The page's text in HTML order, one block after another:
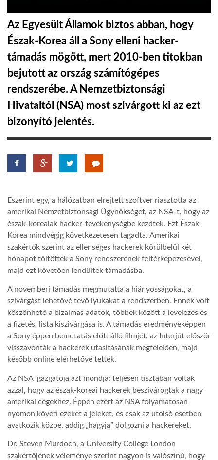
HÍR3D
TROPICALMAGAZIN
A NAP SZÉPE
LINKTR.EE
DOBRAVERO.HU
LATIMO.HU
GLOBOBOOK
Az Egyesült Államok biztos abban, hogy
Észak-Korea áll a Sony elleni hacker-
támadás mögött, mert 2010-ben titokban
bejutott az ország számítógépes
rendszerébe. A Nemzetbiztonsági
Hivataltól (NSA) most szivárgott ki az ezt
bizonyító jelentés.
Eszerint egy, a hálózatban elrejtett szoftver riasztotta az
amerikai Nemzetbiztonsági Ügynökséget, az NSA-t, hogy az
észak-koreaiak hacker-tevékenységbe kezdtek. Ezt Észak-
Korea mindvégig következetesen tagadta. Amerikai
szakértők szerint az ellenséges hackerek körülbelül két
hónapot töltöttek a Sony rendszerének feltérképezésével,
majd ezt követően lendültek támadásba.
A novemberi támadás megmutatta a hiányosságokat, a
szivárgást lehetővé tévő lyukakat a rendszerben. Ennek volt
köszönhető a bizalmas adatok, többek között a levelezés és
a fizetési lista kiszivárgása is. A támadás eredményeképpen
a Sony éppen bemutatás előtt álló filmjét, az Interjút először
visszavonták a hackerek utasításának megfelelően, majd
később online elérhetővé tették.
Az NSA igazgatója azt mondja: teljesen tisztában voltak
azzal, hogy az észak-koreai hackerek beszivárogtak a nagy
amerikai cégekhez. Éppen ezért az NSA folyamatosan
nyomon követi ezeket a jeleket, és csak az utolsó esetben
avatkozik közbe, addig „hagyja” dolgozni a hackereket.
Dr. Steven Murdoch, a University College London
szakértőjének véleménye szerint nagyon is valószínű, hogy